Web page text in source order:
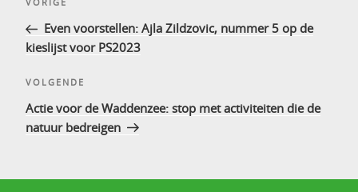
Vorig
berichtEven voorstellen: Ajla Zildzovic, nummer 5 op de
kieslijst voor PS2023
Volgend
bericht
VOLGENDE
Actie voor de Waddenzee: stop met activiteiten die de
natuur bedreigen